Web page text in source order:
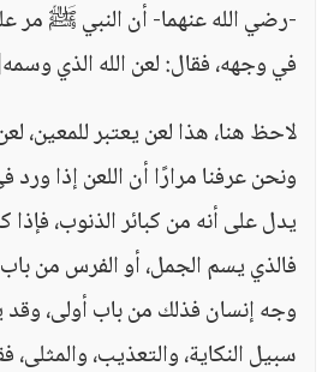
-رضي الله عنهما- أن النبي ﷺ مر
في وجهه، فقال: لعن الله الذي وسمه
لاحظ هنا، هذا لعن يعتبر للمعين،
ونحن عرفنا مرارًا أن اللعن إذا
يدل على أنه من كبائر الذنوب، فإذا
فالذي يسم الجمل، أو الفرس من
وجه إنسان فذلك من باب أولى،
سبيل النكاية، والتعذيب،